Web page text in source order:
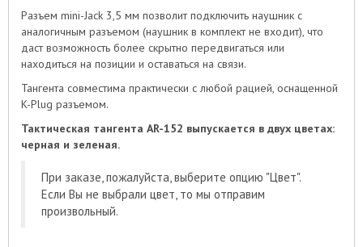
Разъем mini-Jack 3,5 мм позволит подключить наушник с
аналогичным разъемом (наушник в комплект не входит), что
даст возможность более скрытно передвигаться или
находиться на позиции и оставаться на связи.
Тангента совместима практически с любой рацией, оснащенной
K-Plug разъемом.
Тактическая тангента AR-152 выпускается в двух цветах:
черная и зеленая.
При заказе, пожалуйста, выберите опцию "Цвет".
Если Вы не выбрали цвет, то мы отправим
произвольный.